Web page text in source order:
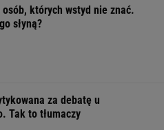
Tyle zapłacimy za benzynę,